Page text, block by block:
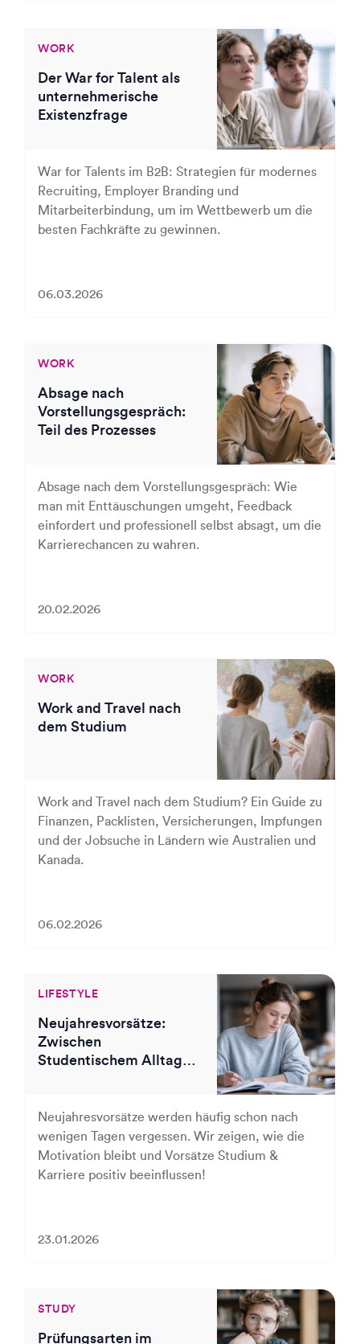
WORK
Der War for Talent als
unternehmerische
Existenzfrage
War for Talents im B2B: Strategien für modernes
Recruiting, Employer Branding und
Mitarbeiterbindung, um im Wettbewerb um die
besten Fachkräfte zu gewinnen.
06.03.2026
WORK
Absage nach
Vorstellungsgespräch:
Teil des Prozesses
Absage nach dem Vorstellungsgespräch: Wie
man mit Enttäuschungen umgeht, Feedback
einfordert und professionell selbst absagt, um die
Karrierechancen zu wahren.
20.02.2026
WORK
Work and Travel nach
dem Studium
Work and Travel nach dem Studium? Ein Guide zu
Finanzen, Packlisten, Versicherungen, Impfungen
und der Jobsuche in Ländern wie Australien und
Kanada.
06.02.2026
LIFESTYLE
Neujahresvorsätze:
Zwischen
Studentischem Alltag
Neujahresvorsätze werden häufig schon nach
wenigen Tagen vergessen. Wir zeigen, wie die
Motivation bleibt und Vorsätze Studium &
Karriere positiv beeinflussen!
23.01.2026
STUDY
Prüfungsarten im